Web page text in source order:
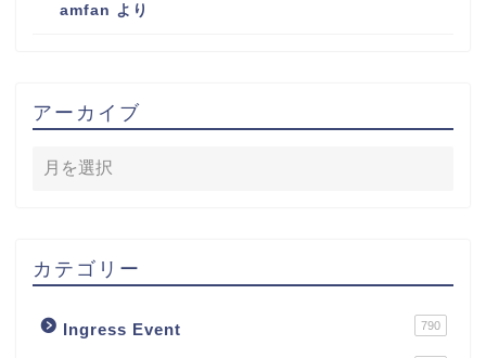
amfan より
アーカイブ
カテゴリー
Ingress Event 790